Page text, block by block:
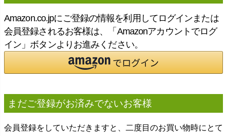
Amazon.co.jpにご登録の情報を利用してログインまたは
会員登録されるお客様は、「Amazonアカウントでログ
イン」ボタンよりお進みください。
まだご登録がお済みでないお客様
会員登録をしていただきますと、二度目のお買い物時にとて